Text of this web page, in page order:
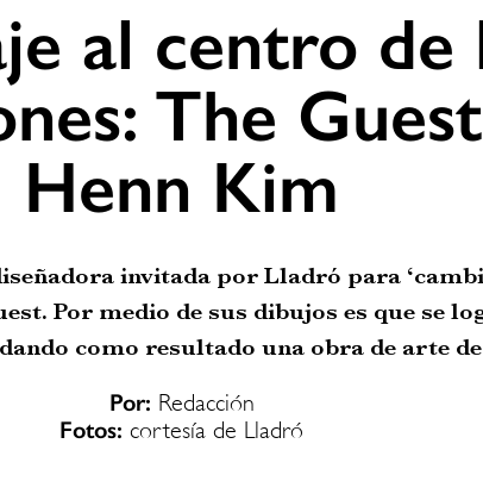
al centro de
The
Henn Kim
invitada por Lladró para
Por medio de sus dibujos es que se
como resultado una obra de arte
Por: Redacción
Fotos: cortesía de Lladró